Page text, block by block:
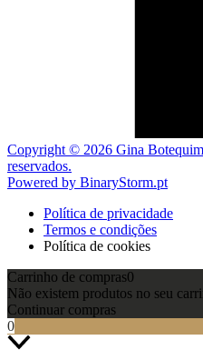
Copyright © 2026 Gina
reservados.
Powered by BinaryStorm.pt
Política de privacidade
Termos e condições
Política de cookies
Carrinho de compras0
Não existem produtos no seu
Continuar compras
0
Scroll